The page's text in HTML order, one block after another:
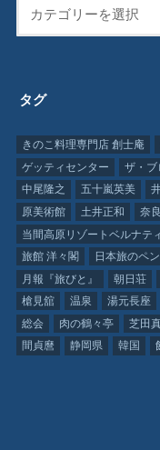
タグ
きのこ料理専門店 創士庵
ゲッティセンター
ザ・ブ
中尾隆之
五十嵐英美
原美術館
土井正和 奈
当間高原リゾートベルナテ
旅館 洋々閣
日本旅のペ
月報『旅びと』
朝日荘
槍見舘
温泉 湯元長座
総会
肉の鶴々亭 芝田
間貞麿
静岡県 韓国